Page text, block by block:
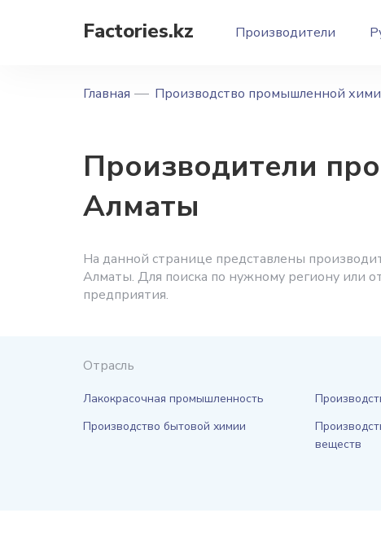
Factories.kz Производители
Главная Производство промышленной
Производители
Алматы
На данной странице представлены
Алматы. Для поиска по нужному региону или
предприятия.
Отрасль
Лакокрасочная промышленность
Производство бытовой химии
веществ